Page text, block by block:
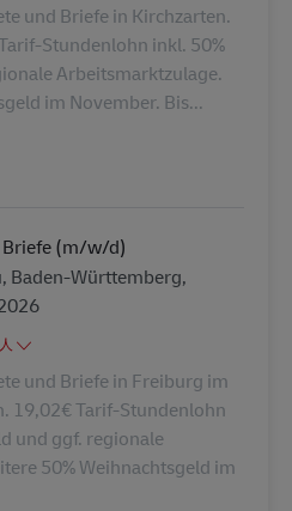
und Briefe in Kirchzarten.
Stundenlohn inkl. 50%
Arbeitsmarktzulage.
im November. Bis...
Briefe (m/w/d)
Baden-Württemberg,
und Briefe in Freiburg im
19,02€ Tarif-Stundenlohn
und ggf. regionale
50% Weihnachtsgeld im